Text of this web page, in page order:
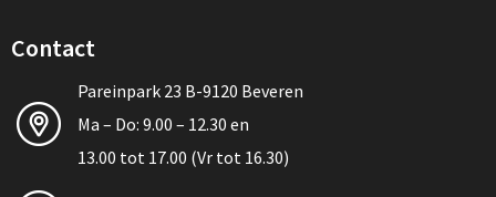
Contact
Pareinpark 23 B-9120 Beveren
Ma – Do: 9.00 – 12.30 en
13.00 tot 17.00 (Vr tot 16.30)